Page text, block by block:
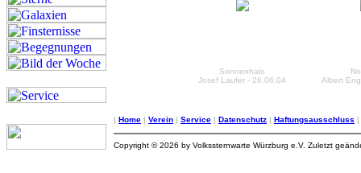
Sonnenhalo
Josef Laufer - 26.06.04
Albert
| Home | Verein | Service | Datenschutz | Haftungsausschluss |
Copyright © 2026 by Volkssternwarte Würzburg e.V. Zuletzt